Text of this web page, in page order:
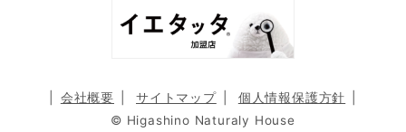
会社概要 サイトマップ
個人情報保護方針
© Higashino Naturaly House